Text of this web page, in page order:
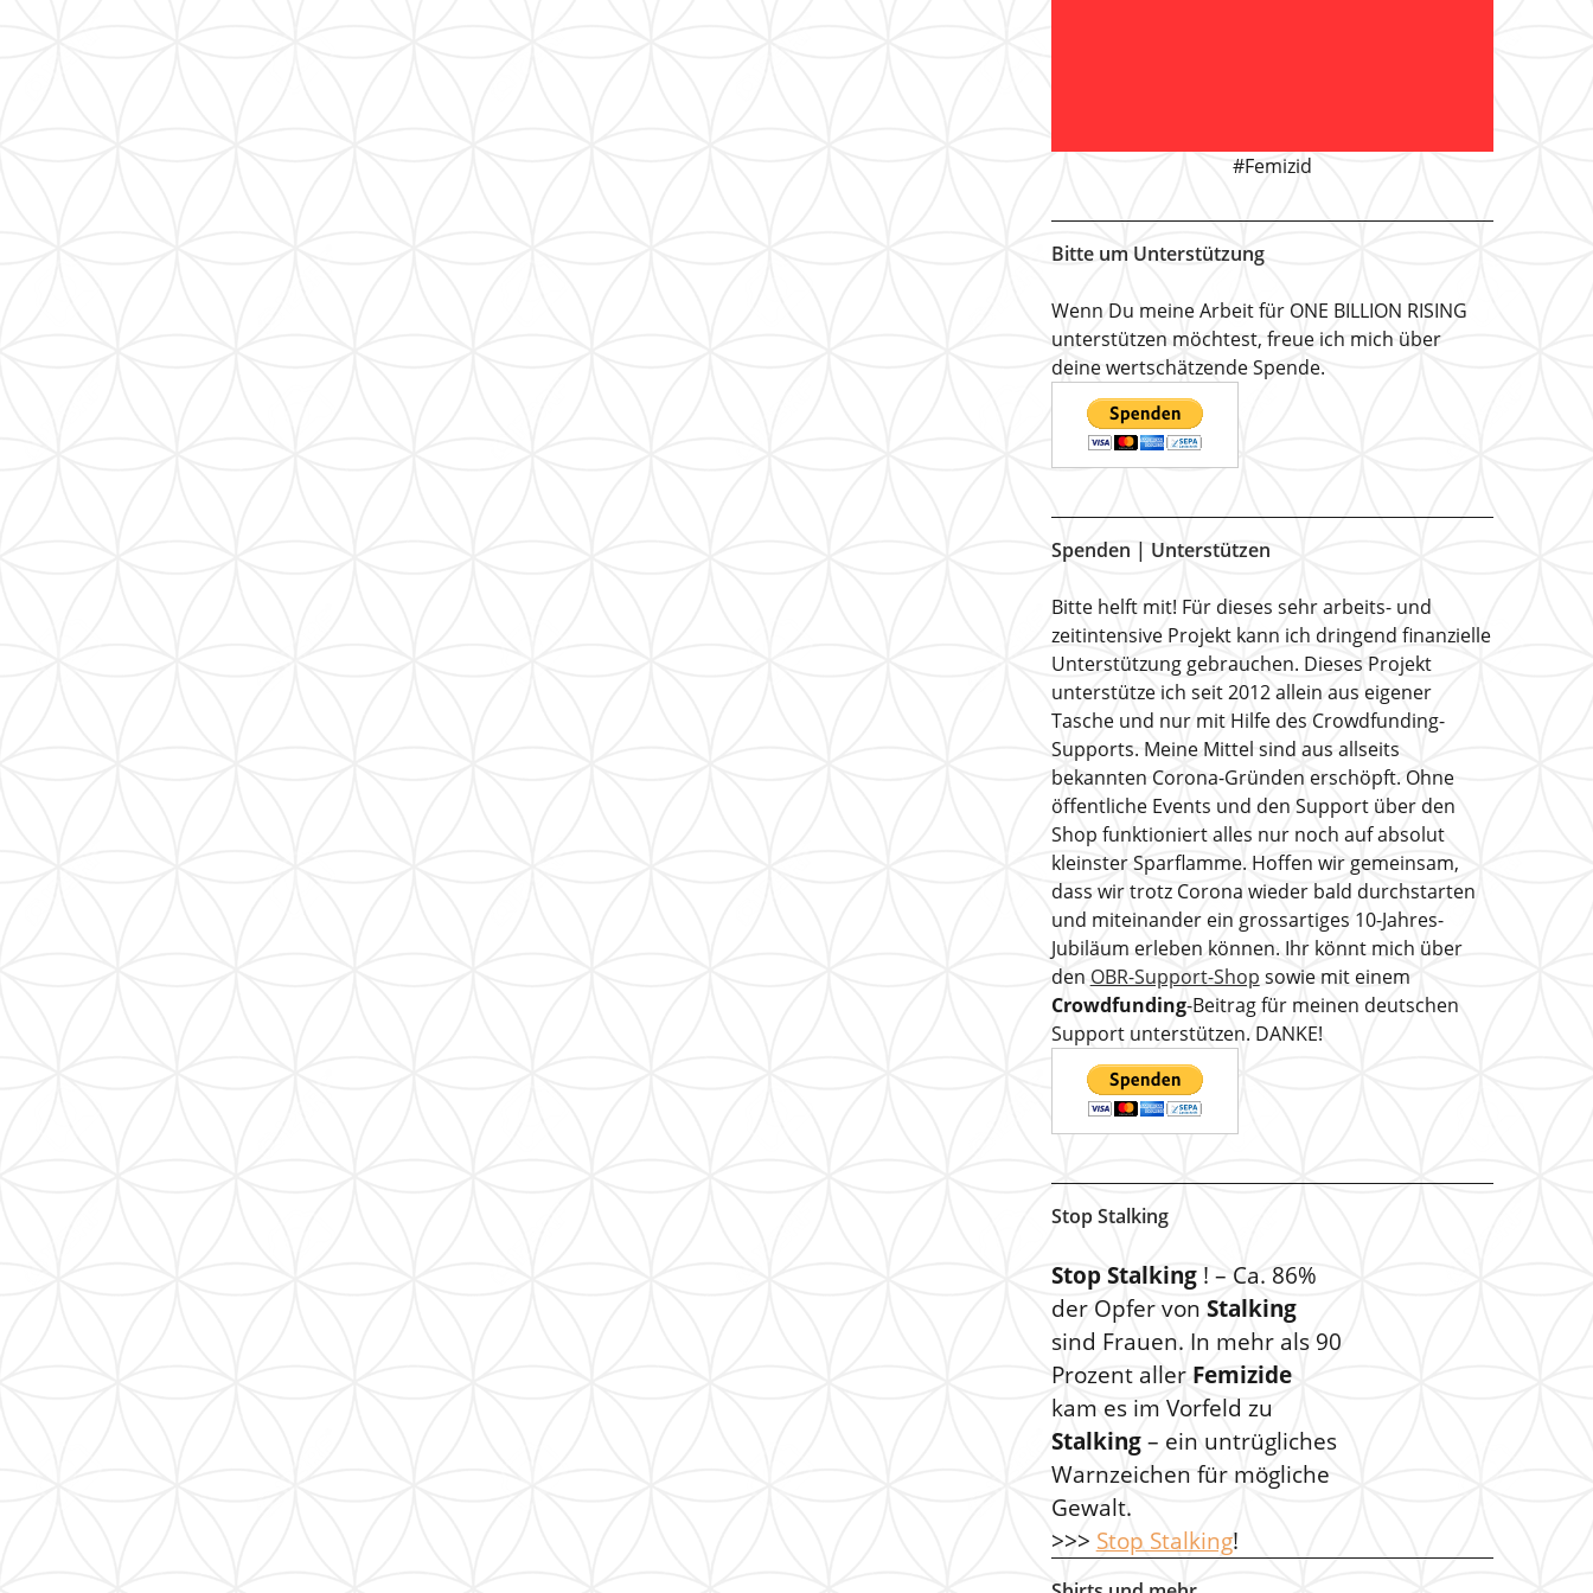
#Femizid
Bitte um Unterstützung
Wenn Du meine Arbeit für ONE BILLION RISING
unterstützen möchtest, freue ich mich über
deine wertschätzende Spende.
Spenden | Unterstützen
Bitte helft mit! Für dieses sehr arbeits- und
zeitintensive Projekt kann ich dringend finanzielle
Unterstützung gebrauchen. Dieses Projekt
unterstütze ich seit 2012 allein aus eigener
Tasche und nur mit Hilfe des Crowdfunding-
Supports. Meine Mittel sind aus allseits
bekannten Corona-Gründen erschöpft. Ohne
öffentliche Events und den Support über den
Shop funktioniert alles nur noch auf absolut
kleinster Sparflamme. Hoffen wir gemeinsam,
dass wir trotz Corona wieder bald durchstarten
und miteinander ein grossartiges 10-Jahres-
Jubiläum erleben können. Ihr könnt mich über
den OBR-Support-Shop sowie mit einem
Crowdfunding-Beitrag für meinen deutschen
Support unterstützen. DANKE!
Stop Stalking
Stop Stalking! – Ca. 86%
der Opfer von Stalking
sind Frauen. In mehr als 90
Prozent aller Femizide
kam es im Vorfeld zu
Stalking– ein untrügliches
Warnzeichen für mögliche
Gewalt.
>>> Stop Stalking!